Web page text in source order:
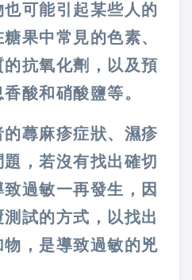
可能引起某些人的
果中常見的色素、
抗氧化劑，以及預
酸和硝酸鹽等。
蕁麻疹症狀、濕疹
，若沒有找出確切
過敏一再發生，因
試的方式，以找出
，是導致過敏的兇